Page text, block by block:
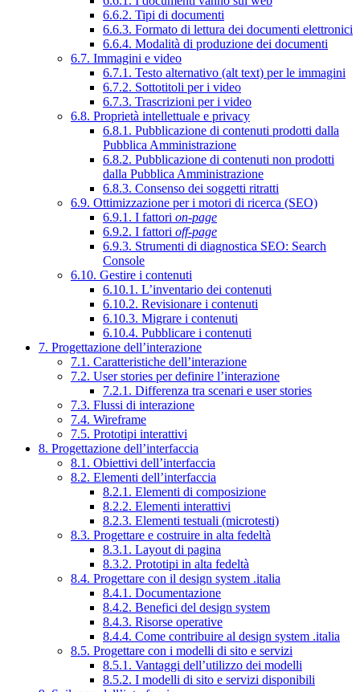
6.6.2. Tipi di documenti
6.6.3. Formato di lettura dei documenti elettronici
6.6.4. Modalità di produzione dei documenti
6.7. Immagini e video
6.7.1. Testo alternativo (alt text) per le immagini
6.7.2. Sottotitoli per i video
6.7.3. Trascrizioni per i video
6.8. Proprietà intellettuale e privacy
6.8.1. Pubblicazione di contenuti prodotti dalla
Pubblica Amministrazione
6.8.2. Pubblicazione di contenuti non prodotti
dalla Pubblica Amministrazione
6.8.3. Consenso dei soggetti ritratti
6.9. Ottimizzazione per i motori di ricerca (SEO)
6.9.1. I fattori on-page
6.9.2. I fattori off-page
6.9.3. Strumenti di diagnostica SEO: Search
Console
6.10. Gestire i contenuti
6.10.1. L’inventario dei contenuti
6.10.2. Revisionare i contenuti
6.10.3. Migrare i contenuti
6.10.4. Pubblicare i contenuti
7. Progettazione dell’interazione
7.1. Caratteristiche dell’interazione
7.2. User stories per definire l’interazione
7.2.1. Differenza tra scenari e user stories
7.3. Flussi di interazione
7.4. Wireframe
7.5. Prototipi interattivi
8. Progettazione dell’interfaccia
8.1. Obiettivi dell’interfaccia
8.2. Elementi dell’interfaccia
8.2.1. Elementi di composizione
8.2.2. Elementi interattivi
8.2.3. Elementi testuali (microtesti)
8.3. Progettare e costruire in alta fedeltà
8.3.1. Layout di pagina
8.3.2. Prototipi in alta fedeltà
8.4. Progettare con il design system .italia
8.4.1. Documentazione
8.4.2. Benefici del design system
8.4.3. Risorse operative
8.4.4. Come contribuire al design system .italia
8.5. Progettare con i modelli di sito e servizi
8.5.1. Vantaggi dell’utilizzo dei modelli
8.5.2. I modelli di sito e servizi disponibili